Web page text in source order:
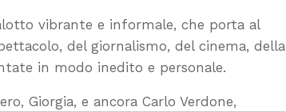
vibrante e informale, che porta al
del giornalismo, del cinema, della
in modo inedito e personale.
Giorgia, e ancora Carlo Verdone,